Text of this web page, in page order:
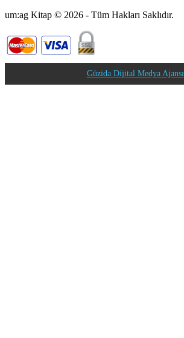
um:ag Kitap © 2026 - Tüm Hakları Saklıdır.
Güzida Dijital Medya Ajansı